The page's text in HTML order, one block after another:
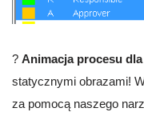
? Animacja procesu
statycznymi obrazami!
za pomocą naszego